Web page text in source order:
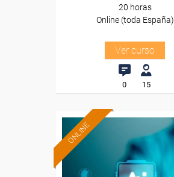
20 horas
Online (toda España)
Ver curso
0 15
ONLINE
Formación 100%
subvencionada.